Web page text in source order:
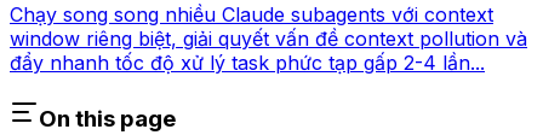
Chạy song song nhiều Claude subagents với context
window riêng biệt, giải quyết vấn đề context pollution và
đẩy nhanh tốc độ xử lý task phức tạp gấp 2-4 lần...
On this page